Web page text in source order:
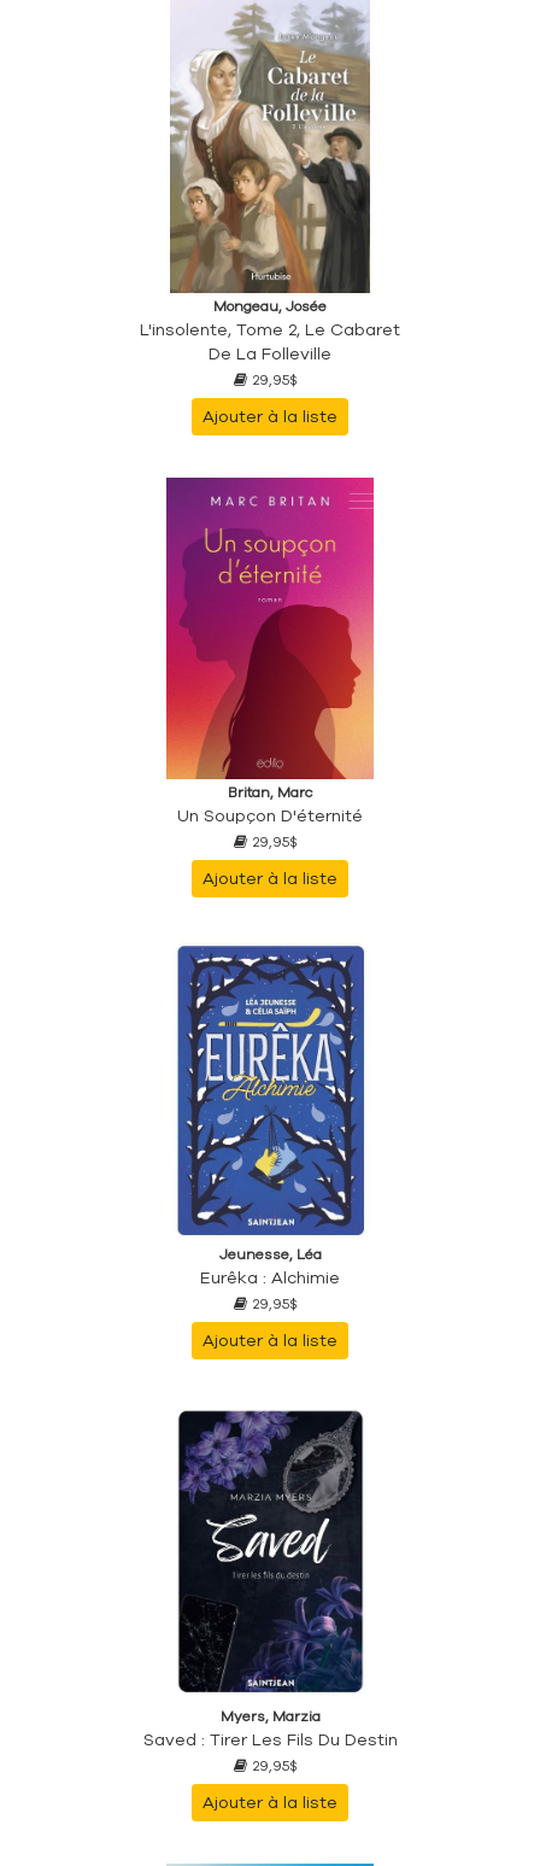
Mongeau, Josée
L'insolente, Tome 2, Le Cabaret
De La Folleville
29,95$
Ajouter à la liste
Britan, Marc
Un Soupçon D'éternité
29,95$
Ajouter à la liste
Jeunesse, Léa
Eurêka : Alchimie
29,95$
Ajouter à la liste
Myers, Marzia
Saved : Tirer Les Fils Du Destin
29,95$
Ajouter à la liste